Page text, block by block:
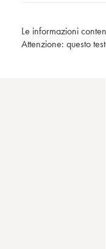
Le informazioni
Attenzione: questo